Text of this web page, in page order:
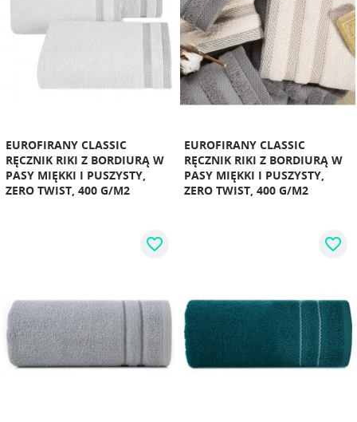
EUROFIRANY CLASSIC
RĘCZNIK RIKI Z BORDIURĄ W
PASY MIĘKKI I PUSZYSTY,
ZERO TWIST, 400 G/M2
EUROFIRANY CLASSIC
RĘCZNIK RIKI Z BORDIURĄ W
PASY MIĘKKI I PUSZYSTY,
ZERO TWIST, 400 G/M2
favorite_border favorite_border